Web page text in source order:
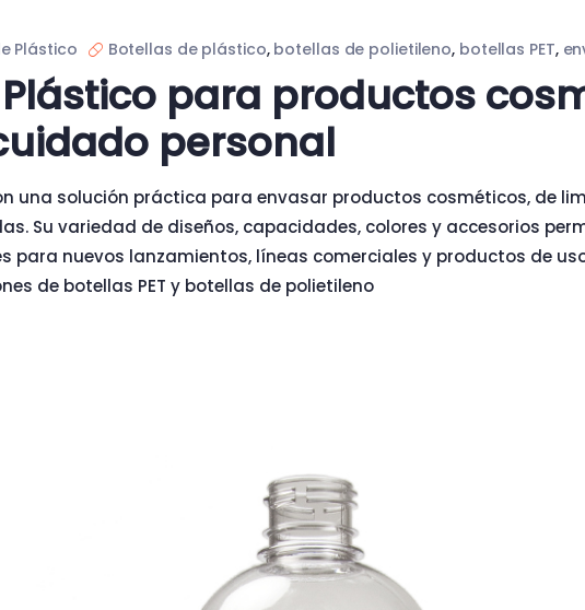
Plástico Botellas de plástico, botellas de polietileno, botellas PET,
para productos
personal
una solución práctica para envasar productos cosméticos, de
Su variedad de diseños, capacidades, colores y accesorios
para nuevos lanzamientos, líneas comerciales y productos de
de botellas PET y botellas de polietileno